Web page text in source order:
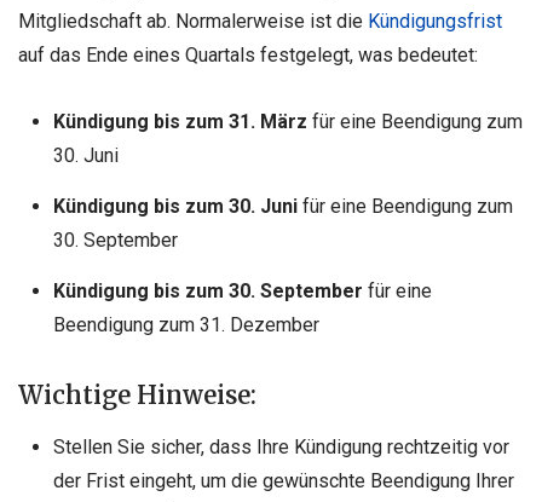
Mitgliedschaft ab. Normalerweise ist die Kündigungsfrist
auf das Ende eines Quartals festgelegt, was bedeutet:
Kündigung bis zum 31. März für eine Beendigung zum
30. Juni
Kündigung bis zum 30. Junifür eine Beendigung zum
30. September
Kündigung bis zum 30. September für eine
Beendigung zum 31. Dezember
Wichtige Hinweise:
Stellen Sie sicher, dass Ihre Kündigung rechtzeitig vor
der Frist eingeht, um die gewünschte Beendigung Ihrer